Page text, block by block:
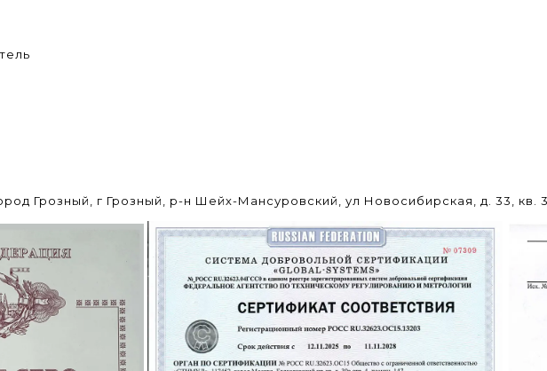
Грозный, г Грозный, р-н Шейх-Мансуровский, ул Новосибирская, д. 33, кв.